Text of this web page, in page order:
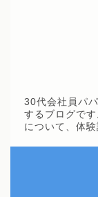
30代会社員パ
するブログで
について、体